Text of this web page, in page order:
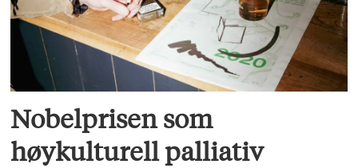
Nobelprisen som
høykulturell palliativ